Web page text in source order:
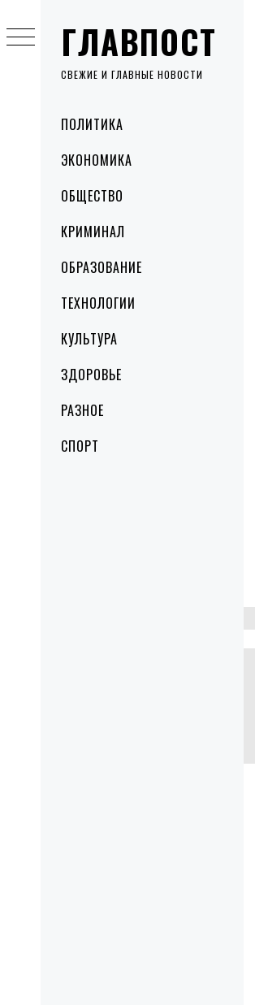
ГЛАВПОСТ
СВЕЖИЕ И ГЛАВНЫЕ НОВОСТИ
MenuПОЛИТИКА
ЭКОНОМИКА
ОБЩЕСТВО
КРИМИНАЛ
ОБРАЗОВАНИЕ
ТЕХНОЛОГИИ
КУЛЬТУРА
ЗДОРОВЬЕ
РАЗНОЕ
СПОРТ
to
content